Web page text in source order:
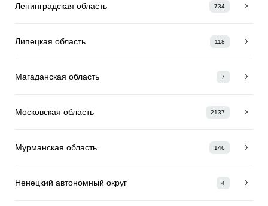
Ленинградская область 734
Липецкая область 118
Магаданская область 7
Московская область 2137
Мурманская область 146
Ненецкий автономный округ 4